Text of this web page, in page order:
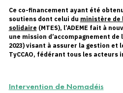
Ce co-financement ayant été
soutiens dont celui du ministère de
solidaire (MTES), l’ADEME fait à
une mission d’accompagnement de
2023) visant à assurer la gestion et
TyCCAO, fédérant tous les acteurs
Intervention de Nomadéis